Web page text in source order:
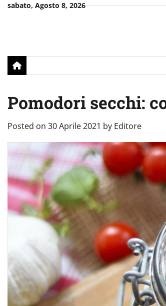
Skipsabato, Agosto 8, 2026
Pomodori secchi:
Posted on 30 Aprile 2021 by Editore